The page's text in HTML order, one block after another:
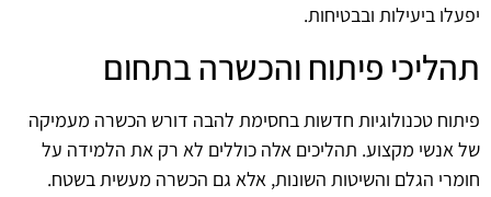
יפעלו ביעילות ובבטיחות.
תהליכי פיתוח והכשרה בתחום
פיתוח טכנולוגיות חדשות בחסימת להבה דורש הכשרה מעמיקה
של אנשי מקצוע. תהליכים אלה כוללים לא רק את הלמידה על
חומרי הגלם והשיטות השונות, אלא גם הכשרה מעשית בשטח.